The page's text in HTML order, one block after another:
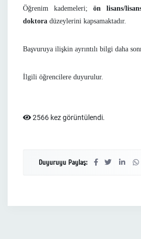
Öğrenim kademeleri; ön lisans/
doktora düzeylerini kapsamaktadır.
Başvuruya ilişkin ayrıntılı bilgi daha
İlgili öğrencilere duyurulur.
2566 kez görüntülendi.
Duyuruyu Paylaş: